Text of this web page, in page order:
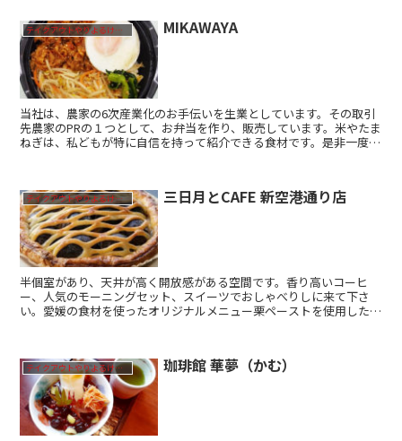
テイクアウトやりよるけん！ MIKAWAYA
当社は、農家の6次産業化のお手伝いを生業としています。その取引
先農家のPRの１つとして、お弁当を作り、販売しています。米やたま
ねぎは、私どもが特に自信を持って紹介できる食材です。是非一度、
テイクアウトやりよるけん！ 三日月とCAFE 新空港通り店
半個室があり、天井が高く開放感がある空間です。香り高いコーヒ
ー、人気のモーニングセット、スイーツでおしゃべりしに来て下さ
い。愛媛の食材を使ったオリジナルメニュー栗ペーストを使用したモ
テイクアウトやりよるけん！ 珈琲館 華夢（かむ）